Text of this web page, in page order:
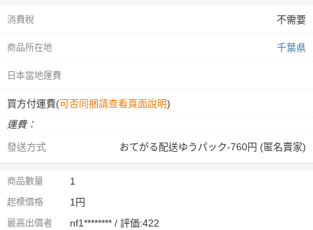
消費稅 不需要
商品所在地 千葉県
日本當地運費
買方付運費(可否同捆請查看頁面說明)
運費：
發送方式
おてがる配送ゆうパック-760円 (匿名賣家)
商品數量 1
起標價格 1円
最高出價者 nf1******** / 評価:422